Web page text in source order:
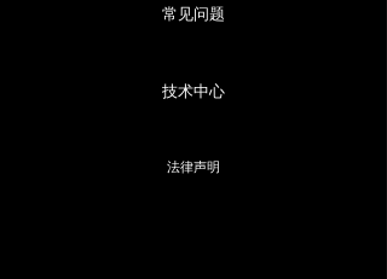
常见问题
技术中心
法律声明